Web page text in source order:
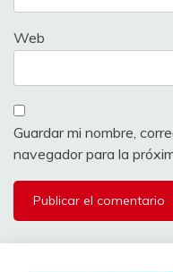
Web
Guardar mi nombre,
navegador para la